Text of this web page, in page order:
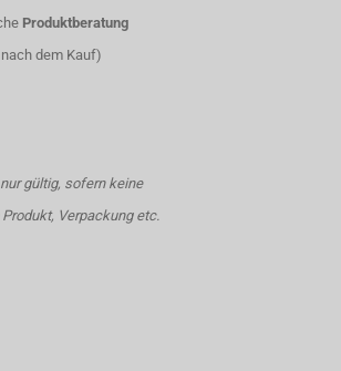
Produktberatung
dem Kauf)
gültig, sofern keine
Verpackung etc.